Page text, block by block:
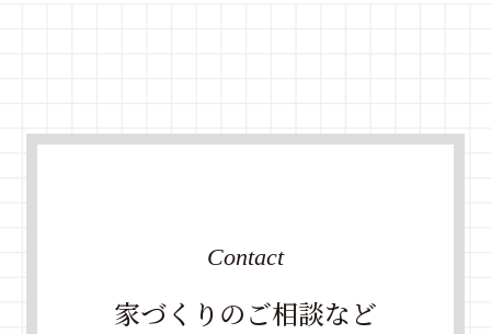
家づくりのご相談など
Contact